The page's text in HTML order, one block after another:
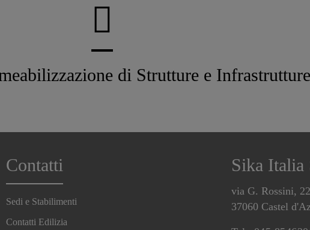
di Strutture e Infrastrutture
Contatti
Sedi e Stabilimenti
Contatti Edilizia
Sika Italia
via G. Rossini, 22
37060 Castel